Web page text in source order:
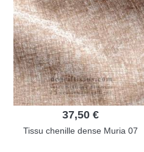
37,50 €
Tissu chenille dense Muria 07